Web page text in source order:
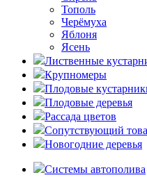
Тополь
Черёмуха
Яблоня
Ясень
Лиственные
Крупномеры
Плодовые
Плодовые деревья
Рассада цветов
Сопутствующий
Новогодние деревья
Системы автополива